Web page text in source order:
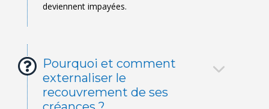
Pourquoi et comment
externaliser le
recouvrement de ses